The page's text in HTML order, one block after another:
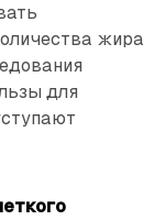
жира
для